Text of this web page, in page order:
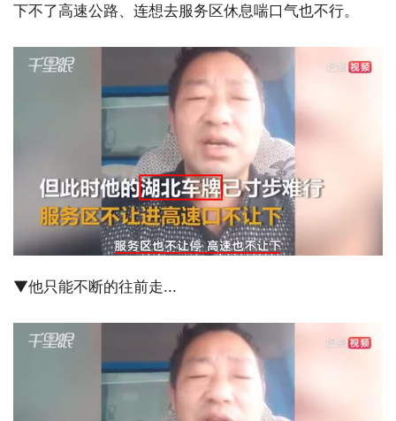
下不了高速公路、连想去服务区休息喘口气也不行。
▼他只能不断的往前走...